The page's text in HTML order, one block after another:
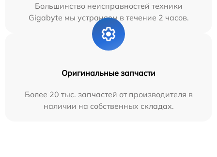
Большинство неисправностей техники
Gigabyte мы устраняем в течение 2 часов.
Оригинальные запчасти
Более 20 тыс. запчастей от производителя в
наличии на собственных складах.